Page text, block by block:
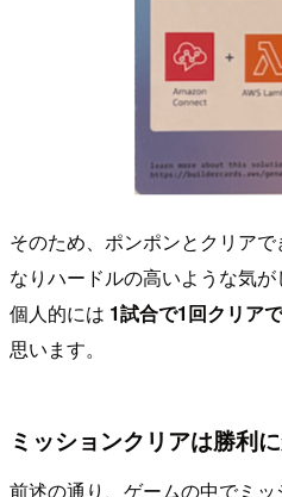
そのため、ポンポンとクリア
なりハードルの高いような気が
個人的には 1試合で1回クリア
思います。
ミッションクリアは勝利
前述の通り、ゲームの中でミ